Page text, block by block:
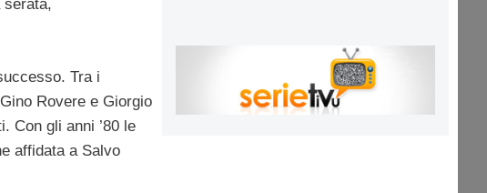
serata,
Tra i
Rovere e Giorgio
Con gli anni ’80 le
affidata a Salvo